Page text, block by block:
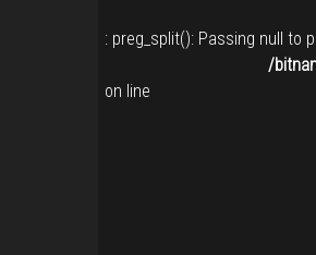
: preg_split(): Passing null to
/
on line